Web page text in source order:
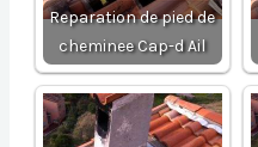
Reparation de pied de
cheminee Cap-d Ail